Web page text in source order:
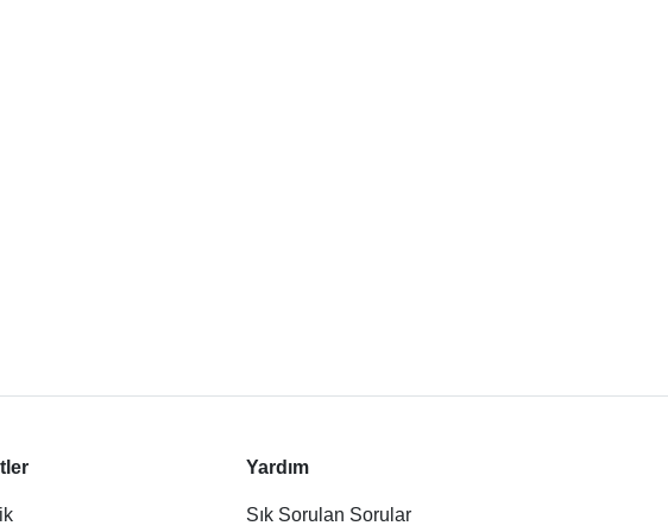
Yardım
Sık Sorulan Sorular